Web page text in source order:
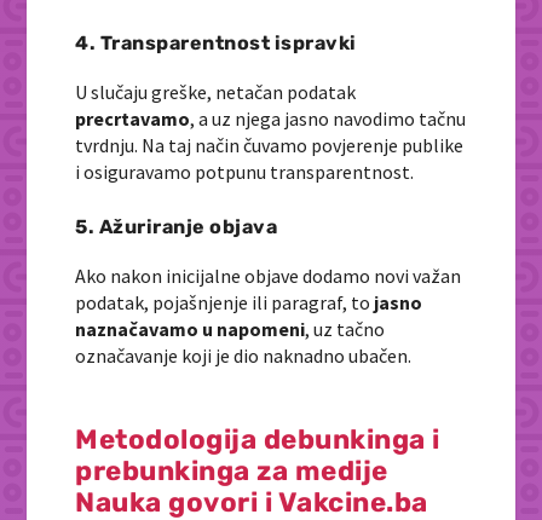
4. Transparentnost ispravki
U slučaju greške, netačan podatak
precrtavamo, a uz njega jasno navodimo tačnu
tvrdnju. Na taj način čuvamo povjerenje publike
i osiguravamo potpunu transparentnost.
5. Ažuriranje objava
Ako nakon inicijalne objave dodamo novi važan
podatak, pojašnjenje ili paragraf, to jasno
naznačavamo u napomeni, uz tačno
označavanje koji je dio naknadno ubačen.
Metodologija debunkinga i
prebunkinga za medije
Nauka govori i Vakcine.ba